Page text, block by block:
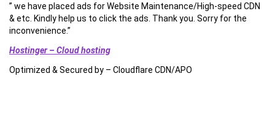
” we have placed ads for Website Maintenance/High-speed CDN
& etc. Kindly help us to click the ads. Thank you. Sorry for the
inconvenience.”
Hostinger – Cloud hosting
Optimized & Secured by – Cloudflare CDN/APO